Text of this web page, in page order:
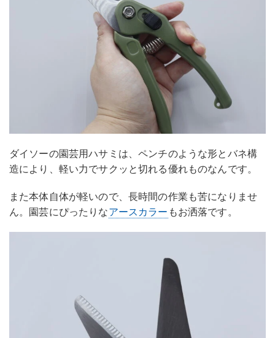
ダイソーの園芸用ハサミは、ペンチのような形とバネ構
造により、軽い力でサクッと切れる優れものなんです。
また本体自体が軽いので、長時間の作業も苦になりませ
ん。園芸にぴったりなアースカラー もお洒落です。